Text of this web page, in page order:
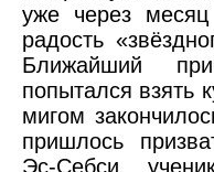
уже через
радость
Ближайший
попытался взять
мигом
пришлось
Эс-Себси,